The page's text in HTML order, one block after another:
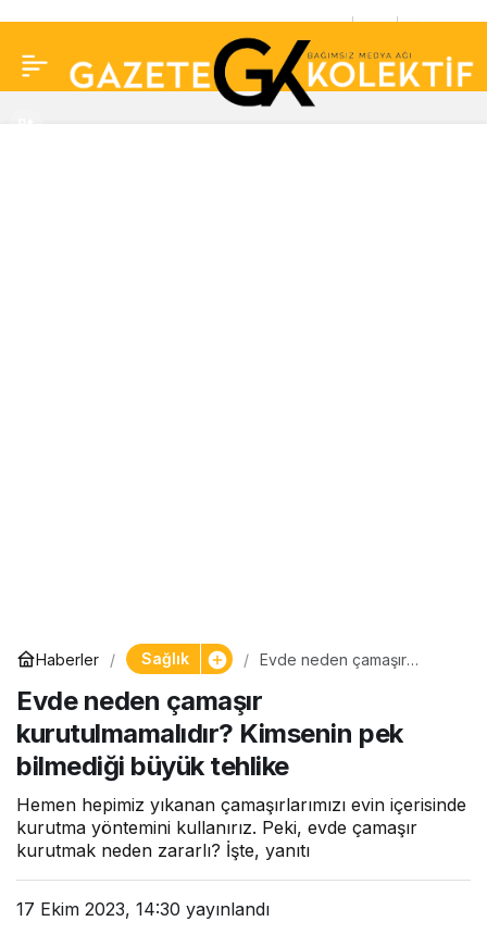
Haberler Sağlık
Evde neden çamaşır
pek bilmediği büyük tehlike
Evde neden çamaşır
kurutulmamalıdır? Kimsenin pek
bilmediği büyük tehlike
Hemen hepimiz yıkanan çamaşırlarımızı evin içerisinde
kurutma yöntemini kullanırız. Peki, evde çamaşır
kurutmak neden zararlı? İşte, yanıtı
17 Ekim 2023, 14:30 yayınlandı
Telefonu gece şarj